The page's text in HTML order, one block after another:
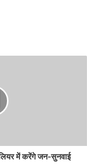
में करेंगे जन-सुनवाई